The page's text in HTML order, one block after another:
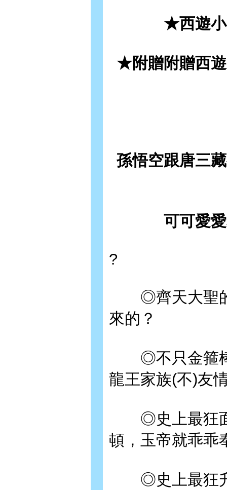
★西遊
★附贈附贈西
孫悟空跟唐三
可可愛
?
◎齊天大聖的
來的？
◎不只金箍棒
龍王家族(不)友
◎史上最狂面
頓，玉帝就乖乖
◎史上最狂升